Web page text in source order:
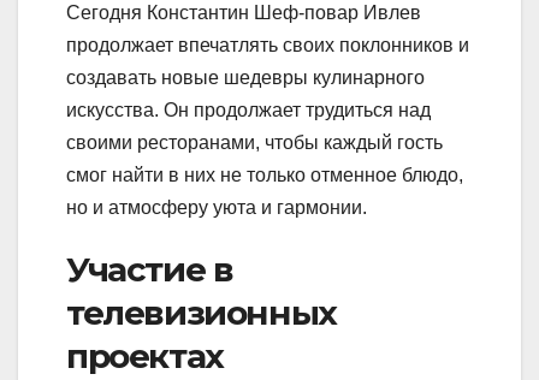
Сегодня Константин Шеф-повар Ивлев
продолжает впечатлять своих поклонников и
создавать новые шедевры кулинарного
искусства. Он продолжает трудиться над
своими ресторанами, чтобы каждый гость
смог найти в них не только отменное блюдо,
но и атмосферу уюта и гармонии.
Участие в
телевизионных
проектах